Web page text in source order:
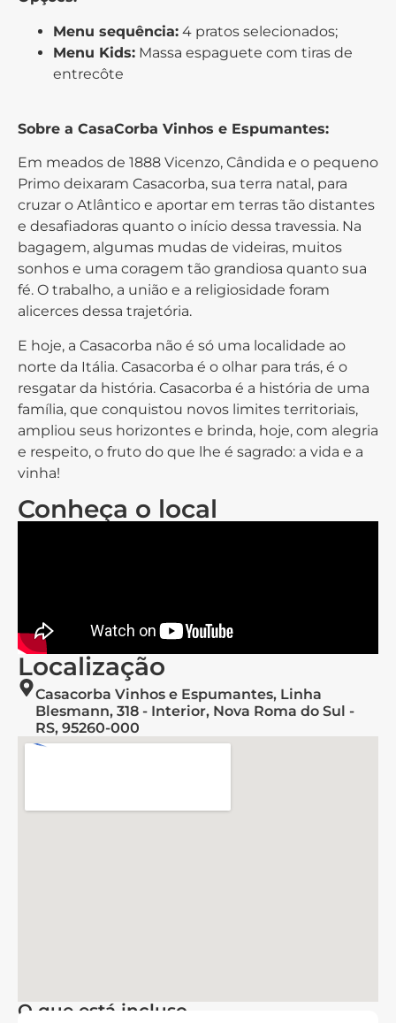
Menu sequência: 4 pratos selecionados;
Menu Kids: Massa espaguete com tiras de
entrecôte
Sobre a CasaCorba Vinhos e Espumantes:
Em meados de 1888 Vicenzo, Cândida e o pequeno
Primo deixaram Casacorba, sua terra natal, para
cruzar o Atlântico e aportar em terras tão distantes
e desafiadoras quanto o início dessa travessia. Na
bagagem, algumas mudas de videiras, muitos
sonhos e uma coragem tão grandiosa quanto sua
fé. O trabalho, a união e a religiosidade foram
alicerces dessa trajetória.
E hoje, a Casacorba não é só uma localidade ao
norte da Itália. Casacorba é o olhar para trás, é o
resgatar da história. Casacorba é a história de uma
família, que conquistou novos limites territoriais,
ampliou seus horizontes e brinda, hoje, com alegria
e respeito, o fruto do que lhe é sagrado: a vida e a
vinha!
Conheça o local
Localização
Casacorba Vinhos e Espumantes, Linha
Blesmann, 318 - Interior, Nova Roma do Sul -
RS, 95260-000
O que está incluso